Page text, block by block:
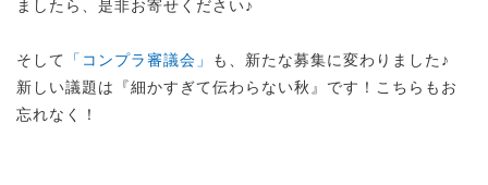
ましたら、是非お寄せください♪
そして 「コンプラ審議会」
も、新たな募集に変わりました♪
新しい議題は『細かすぎて伝わらない秋』です！こちらもお
忘れなく！